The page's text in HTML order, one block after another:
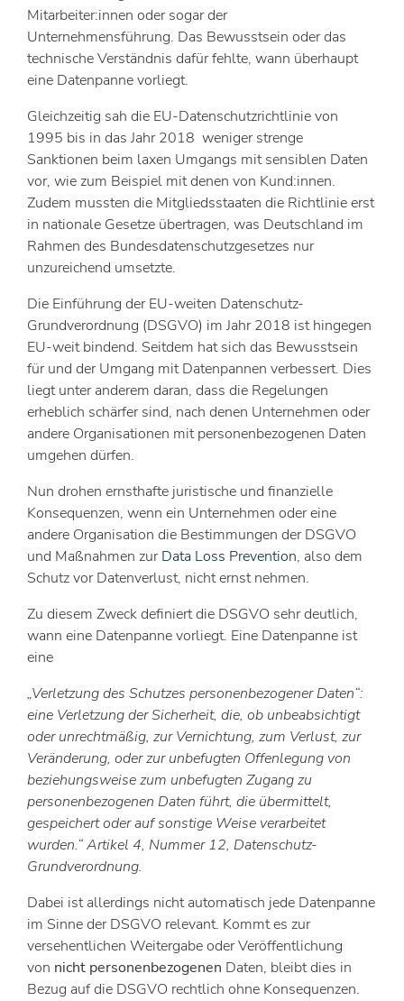
Mitarbeiter:innen oder sogar der
Unternehmensführung. Das Bewusstsein oder das
technische Verständnis dafür fehlte, wann überhaupt
eine Datenpanne vorliegt.
Gleichzeitig sah die EU-Datenschutzrichtlinie von
1995 bis in das Jahr 2018 weniger strenge
Sanktionen beim laxen Umgangs mit sensiblen Daten
vor, wie zum Beispiel mit denen von Kund:innen.
Zudem mussten die Mitgliedsstaaten die Richtlinie erst
in nationale Gesetze übertragen, was Deutschland im
Rahmen des Bundesdatenschutzgesetzes nur
unzureichend umsetzte.
Die Einführung der EU-weiten Datenschutz-
Grundverordnung (DSGVO) im Jahr 2018 ist hingegen
EU-weit bindend. Seitdem hat sich das Bewusstsein
für und der Umgang mit Datenpannen verbessert. Dies
liegt unter anderem daran, dass die Regelungen
erheblich schärfer sind, nach denen Unternehmen oder
andere Organisationen mit personenbezogenen Daten
umgehen dürfen.
Nun drohen ernsthafte juristische und finanzielle
Konsequenzen, wenn ein Unternehmen oder eine
andere Organisation die Bestimmungen der DSGVO
und Maßnahmen zurData Loss Prevention, also dem
Schutz vor Datenverlust, nicht ernst nehmen.
Zu diesem Zweck definiert die DSGVO sehr deutlich,
wann eine Datenpanne vorliegt. Eine Datenpanne ist
eine
„Verletzung des Schutzes personenbezogener Daten“:
eine Verletzung der Sicherheit, die, ob unbeabsichtigt
oder unrechtmäßig, zur Vernichtung, zum Verlust, zur
Veränderung, oder zur unbefugten Offenlegung von
beziehungsweise zum unbefugten Zugang zu
personenbezogenen Daten führt, die übermittelt,
gespeichert oder auf sonstige Weise verarbeitet
wurden.“ Artikel 4, Nummer 12, Datenschutz-
Grundverordnung.
Dabei ist allerdings nicht automatisch jede Datenpanne
im Sinne der DSGVO relevant. Kommt es zur
versehentlichen Weitergabe oder Veröffentlichung
von nicht personenbezogenen Daten, bleibt dies in
Bezug auf die DSGVO rechtlich ohne Konsequenzen.